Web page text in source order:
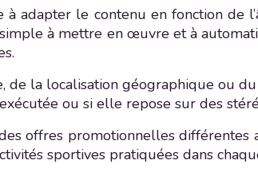
adapter le contenu en fonction de
à mettre en œuvre et à
de la localisation géographique ou
ou si elle repose sur des
offres promotionnelles différentes
sportives pratiquées dans